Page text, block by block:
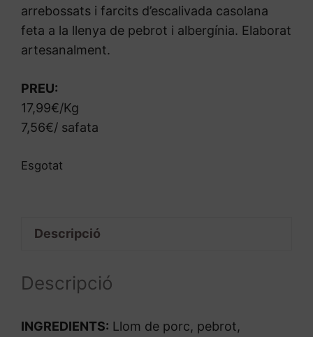
arrebossats i farcits d’escalivada casolana
feta a la llenya de pebrot i albergínia. Elaborat
artesanalment.
PREU:
17,99€/Kg
7,56€/ safata
Esgotat
Descripció
Descripció
INGREDIENTS: Llom de porc, pebrot,